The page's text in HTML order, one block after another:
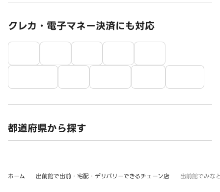
クレカ・電子マネー決済にも対応
都道府県から探す
ホーム 出前館で出前・宅配・デリバリーできるチェーン店 出前館でみな